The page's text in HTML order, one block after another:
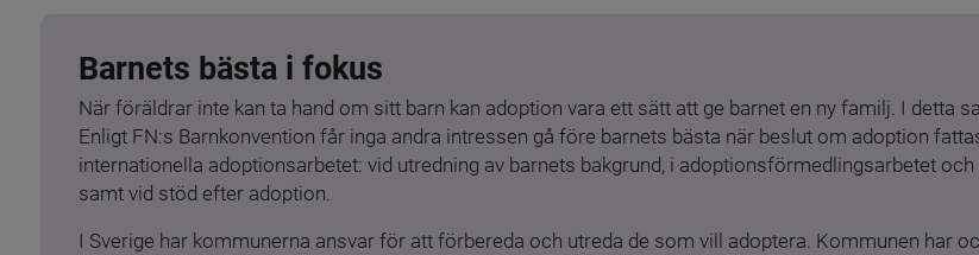
Barnets bästa i fokus
När föräldrar inte kan ta hand om sitt barn kan adoption vara ett sätt att ge barnet en ny familj. I detta
Enligt FN:s Barnkonvention får inga andra intressen gå före barnets bästa när beslut om adoption
internationella adoptionsarbetet: vid utredning av barnets bakgrund, i adoptionsförmedlingsarbetet
samt vid stöd efter adoption.
I Sverige har kommunerna ansvar för att förbereda och utreda de som vill adoptera. Kommunen har